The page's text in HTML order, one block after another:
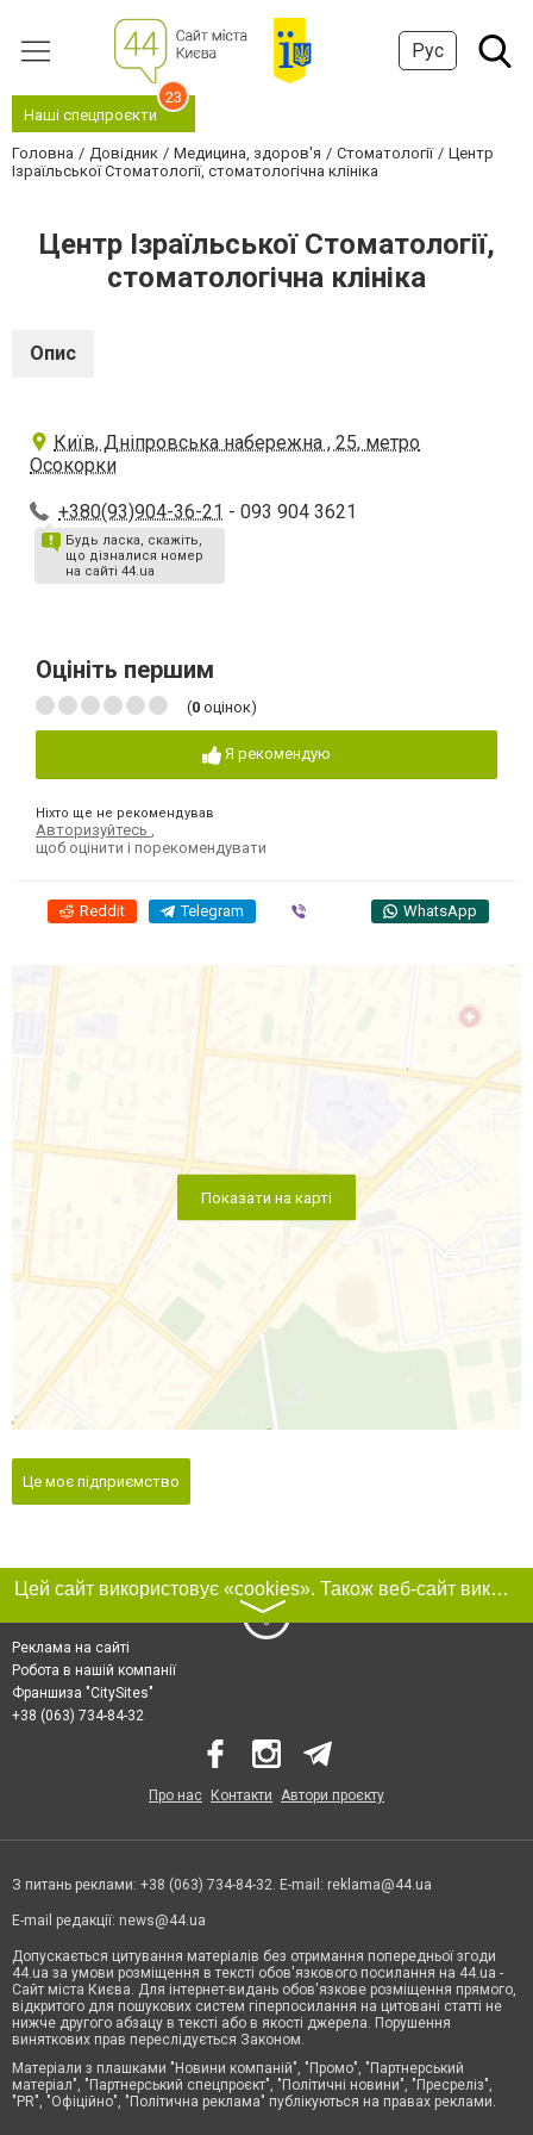
Рус
Наші спецпроєкти
23
Головна Довідник Медицина, здоров'я Стоматології
Центр
Ізраїльської Стоматології, стоматологічна клініка
Центр Ізраїльської Стоматології,
стоматологічна клініка
Опис
Київ, Дніпровська набережна , 25, метро
Осокорки
+380(93)904-36-21 - 093 904 3621
Будь ласка, скажіть,
що дізналися номер
на сайті 44.ua
Оцініть першим
(0 оцінок)
Я рекомендую
Ніхто ще не рекомендував
Авторизуйтесь
щоб оцінити і порекомендувати
Reddit Telegram WhatsApp
Показати на карті
Це моє підприємство
Цей сайт використовує «cookies». Також веб-сайт використовує інтернет-сервіс для збору технічних даних стосовно відвідувачів з метою отримання маркетингової та статистичної інформації. Умови обробки даних відвідувачів сайту див.
〉
Реклама на сайті
Робота в нашій компанії
Франшиза "CitySites"
+38 (063) 734-84-32
Про нас Контакти Автори проєкту
З питань реклами: +38 (063) 734-84-32. E-mail: reklama@44.ua
E-mail редакції: news@44.ua
Допускається цитування матеріалів без отримання попередньої згоди
44.ua за умови розміщення в тексті обов'язкового посилання на 44.ua -
Сайт міста Києва. Для інтернет-видань обов'язкове розміщення прямого,
відкритого для пошукових систем гіперпосилання на цитовані статті не
нижче другого абзацу в тексті або в якості джерела. Порушення
виняткових прав переслідується Законом.
Матеріали з плашками "Новини компаній", "Промо", "Партнерський
матеріал", "Партнерський спецпроєкт", "Політичні новини", "Пресреліз",
"PR", "Офіційно", "Політична реклама" публікуються на правах реклами.